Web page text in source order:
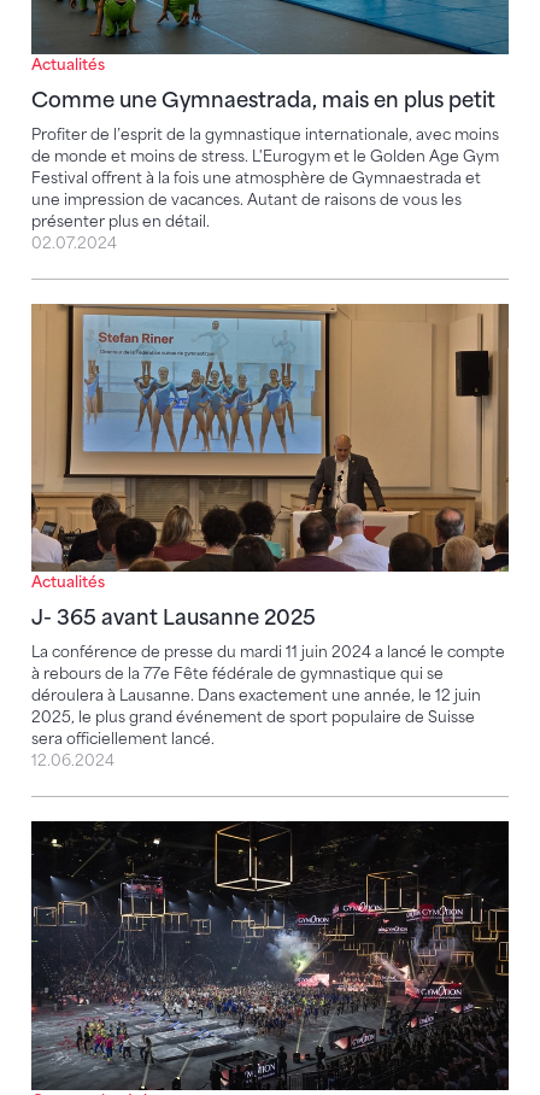
Actualités
Comme une Gymnaestrada, mais en plus petit
Profiter de l’esprit de la gymnastique internationale, avec moins
de monde et moins de stress. L'Eurogym et le Golden Age Gym
Festival offrent à la fois une atmosphère de Gymnaestrada et
une impression de vacances. Autant de raisons de vous les
présenter plus en détail.
02.07.2024
Actualités
J- 365 avant Lausanne 2025
La conférence de presse du mardi 11 juin 2024 a lancé le compte
à rebours de la 77e Fête fédérale de gymnastique qui se
déroulera à Lausanne. Dans exactement une année, le 12 juin
2025, le plus grand événement de sport populaire de Suisse
sera officiellement lancé.
J- 365 avant Lausanne 2025
12.06.2024
Le Gymotion 2025 marque le lancement de l'année